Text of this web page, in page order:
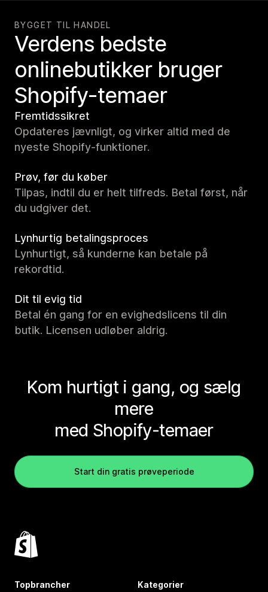
BYGGET TIL HANDEL
Verdens bedste
onlinebutikker bruger
Shopify-temaer
Fremtidssikret
Opdateres jævnligt, og virker altid med de
nyeste Shopify-funktioner.
Prøv, før du køber
Tilpas, indtil du er helt tilfreds. Betal først, når
du udgiver det.
Lynhurtig betalingsproces
Lynhurtigt, så kunderne kan betale på
rekordtid.
Dit til evig tid
Betal én gang for en evighedslicens til din
butik. Licensen udløber aldrig.
Kom hurtigt i gang, og sælg
mere
med Shopify-temaer
Start din gratis prøveperiode
Topbrancher Kategorier